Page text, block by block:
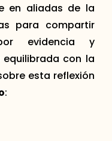
en aliadas de la
para compartir
evidencia y
con la
esta reflexión
: